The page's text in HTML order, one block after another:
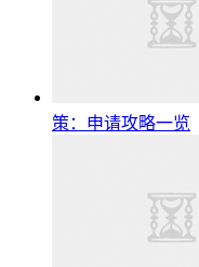
策：申请攻略一览